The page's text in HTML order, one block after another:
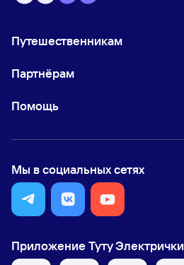
Путешественникам
Партнёрам
Помощь
Мы в социальных сетях
Приложение Туту Электрички